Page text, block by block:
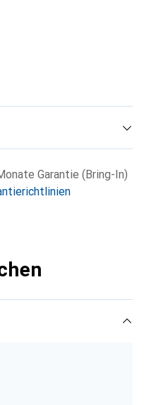
Garantie (Bring-In)